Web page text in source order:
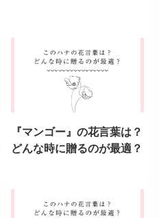
『マンゴー』の花言葉は？
どんな時に贈るのが最適？